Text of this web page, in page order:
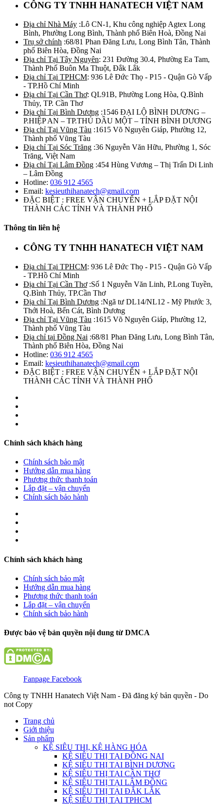
CÔNG TY TNHH HANATECH VIỆT NAM
Địa chỉ Nhà Máy :Lô CN-1, Khu công nghiệp Agtex Long
Bình, Phường Long Bình, Thành phố Biên Hoà, Đồng Nai
Trụ sở chính :68/81 Phan Đăng Lưu, Long Bình Tân, Thành
phố Biên Hòa, Đồng Nai
Địa chỉ Tại Tây Nguyên: 231 Đường 30.4, Phường Ea Tam,
Thành Phố Buôn Ma Thuột, Đắk Lắk
Địa chỉ Tại TPHCM: 936 Lê Đức Thọ - P15 - Quận Gò Vấp
- TP.Hồ Chí Minh
Địa chỉ Tại Cần Thơ: QL91B, Phường Long Hòa, Q.Bình
Thủy, TP. Cần Thơ
Địa chỉ Tại Bình Dương :1546 ĐẠI LỘ BÌNH DƯƠNG –
P.HIỆP AN – TP.THỦ DẦU MỘT – TỈNH BÌNH DƯƠNG
Địa chỉ Tại Vũng Tàu :1615 Võ Nguyên Giáp, Phường 12,
Thành phố Vũng Tàu
Địa chỉ Tại Sóc Trăng :36 Nguyễn Văn Hữu, Phường 1, Sóc
Trăng, Việt Nam
Địa chỉ Tại Lâm Đồng :454 Hùng Vương – Thị Trấn Di Linh
– Lâm Đồng
Hotline: 036 912 4565
Email: kesieuthihanatech@gmail.com
ĐẶC BIỆT : FREE VẬN CHUYỂN + LẮP ĐẶT NỘI
THÀNH CÁC TỈNH VÀ THÀNH PHỐ
Thông tin liên hệ
CÔNG TY TNHH HANATECH VIỆT NAM
Địa chỉ Tại TPHCM: 936 Lê Đức Thọ - P15 - Quận Gò Vấp
- TP.Hồ Chí Minh
Địa chỉ Tại Cần Thơ:Số 1 Nguyễn Văn Linh, P.Long Tuyền,
Q.Bình Thủy, TP.Cần Thơ
Địa chỉ Tại Bình Dương :Ngã tư DL14/NL12 - Mỹ Phước 3,
Thới Hoà, Bến Cát, Bình Dương
Địa chỉ Tại Vũng Tàu :1615 Võ Nguyên Giáp, Phường 12,
Thành phố Vũng Tàu
Địa chỉ tại Đồng Nai :68/81 Phan Đăng Lưu, Long Bình Tân,
Thành phố Biên Hòa, Đồng Nai
Hotline: 036 912 4565
Email: kesieuthihanatech@gmail.com
ĐẶC BIỆT : FREE VẬN CHUYỂN + LẮP ĐẶT NỘI
THÀNH CÁC TỈNH VÀ THÀNH PHỐ
Chính sách khách hàng
Chính sách bảo mật
Hướng dẫn mua hàng
Phương thức thanh toán
Lắp đặt – vận chuyển
Chính sách bảo hành
Chính sách khách hàng
Chính sách bảo mật
Hướng dẫn mua hàng
Phương thức thanh toán
Lắp đặt – vận chuyển
Chính sách bảo hành
Được bảo vệ bản quyền nội dung từ DMCA
Fanpage Facebook
Công ty TNHH Hanatech Việt Nam - Đã đăng ký bản quyền - Do
not Copy
Trang chủ
Giới thiệu
Sản phẩm
KỆ SIÊU THỊ, KỆ HÀNG HÓA
KỆ SIÊU THỊ TẠI ĐỒNG NAI
KỆ SIÊU THỊ TẠI BÌNH DƯƠNG
KỆ SIÊU THỊ TẠI CẦN THƠ
KỆ SIÊU THỊ TẠI LÂM ĐỒNG
KỆ SIÊU THỊ TẠI ĐẮK LẮK
KỆ SIÊU THỊ TẠI TPHCM